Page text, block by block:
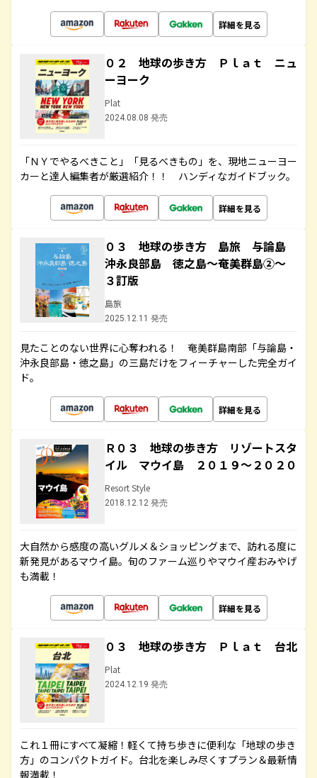
詳細を見る
０２ 地球の歩き方 Ｐｌａｔ ニュ
ーヨーク
Plat
2024.08.08 発売
「ＮＹでやるべきこと」「見るべきもの」を、現地ニューヨー
カーと達人編集者が厳選紹介！！ ハンディなガイドブック。
詳細を見る
０３ 地球の歩き方 島旅 与論島
沖永良部島 徳之島～奄美群島②～
３訂版
島旅
2025.12.11 発売
見たことのない世界に心奪われる！ 奄美群島南部「与論島・
沖永良部島・徳之島」の三島だけをフィーチャーした完全ガイ
ド。
詳細を見る
Ｒ０３ 地球の歩き方 リゾートスタ
イル マウイ島 ２０１９～２０２０
Resort Style
2018.12.12 発売
大自然から感度の高いグルメ＆ショッピングまで、訪れる度に
新発見があるマウイ島。旬のファーム巡りやマウイ産おみやげ
も満載！
詳細を見る
０３ 地球の歩き方 Ｐｌａｔ 台北
Plat
2024.12.19 発売
これ１冊にすべて凝縮！軽くて持ち歩きに便利な「地球の歩き
方」のコンパクトガイド。台北を楽しみ尽くすプラン＆最新情
報満載！